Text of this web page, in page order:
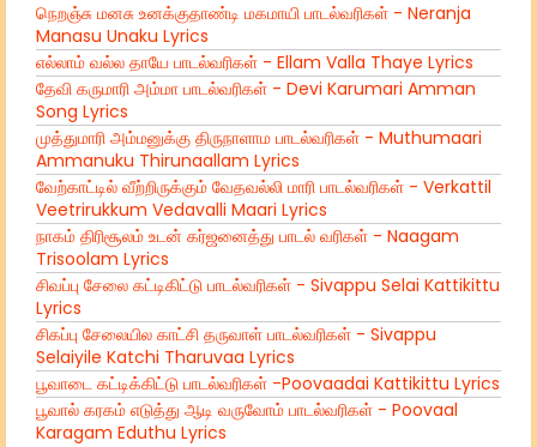
நெறஞ்சு மனசு உனக்குதாண்டி மகமாயி பாடல்வரிகள் - Neranja
Manasu Unaku Lyrics
எல்லாம் வல்ல தாயே பாடல்வரிகள் - Ellam Valla Thaye Lyrics
தேவி கருமாரி அம்மா பாடல்வரிகள் - Devi Karumari Amman
Song Lyrics
முத்துமாரி அம்மனுக்கு திருநாளாம பாடல்வரிகள் - Muthumaari
Ammanuku Thirunaallam Lyrics
வேற்காட்டில் வீற்றிருக்கும் வேதவல்லி மாரி பாடல்வரிகள் - Verkattil
Veetrirukkum Vedavalli Maari Lyrics
நாகம் திரிசூலம் உடன் கர்ஜனைத்து பாடல் வரிகள் - Naagam
Trisoolam Lyrics
சிவப்பு சேலை கட்டிகிட்டு பாடல்வரிகள் - Sivappu Selai Kattikittu
Lyrics
சிகப்பு சேலையில காட்சி தருவாள் பாடல்வரிகள் - Sivappu
Selaiyile Katchi Tharuvaa Lyrics
பூவாடை கட்டிக்கிட்டு பாடல்வரிகள் -Poovaadai Kattikittu Lyrics
பூவால் கரகம் எடுத்து ஆடி வருவோம் பாடல்வரிகள் - Poovaal
Karagam Eduthu Lyrics